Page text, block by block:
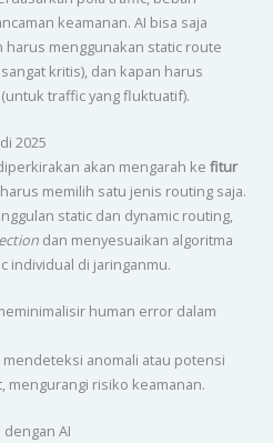
keamanan. AI bisa saja
harus menggunakan static route
kritis), dan kapan harus
traffic yang fluktuatif).
2025
akan mengarah ke fitur
memilih satu jenis routing saja.
static dan dynamic routing,
dan menyesuaikan algoritma
individual di jaringanmu.
human error dalam
anomali atau potensi
mengurangi risiko keamanan.
AI